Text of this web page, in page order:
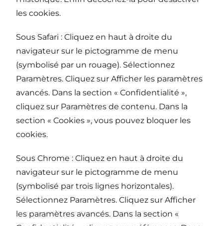
les cookies.
Sous Safari : Cliquez en haut à droite du
navigateur sur le pictogramme de menu
(symbolisé par un rouage). Sélectionnez
Paramètres. Cliquez sur Afficher les paramètres
avancés. Dans la section « Confidentialité »,
cliquez sur Paramètres de contenu. Dans la
section « Cookies », vous pouvez bloquer les
cookies.
Sous Chrome : Cliquez en haut à droite du
navigateur sur le pictogramme de menu
(symbolisé par trois lignes horizontales).
Sélectionnez Paramètres. Cliquez sur Afficher
les paramètres avancés. Dans la section «